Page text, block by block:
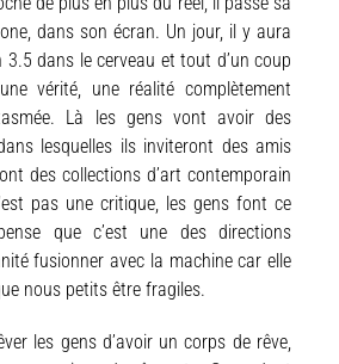
dans son écran. Un jour, il y aura
3.5 dans le cerveau et tout d’un coup
vérité, une réalité complètement
Là les gens vont avoir des
lesquelles ils inviteront des amis
des collections d’art contemporain
pas une critique, les gens font ce
que c’est une des directions
fusionner avec la machine car elle
nous petits être fragiles.
les gens d’avoir un corps de rêve,